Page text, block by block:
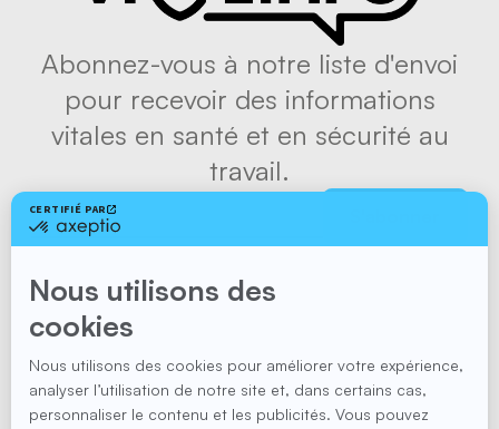
Abonnez-vous à notre liste d'envoi
pour recevoir des informations
vitales en santé et en sécurité au
travail.